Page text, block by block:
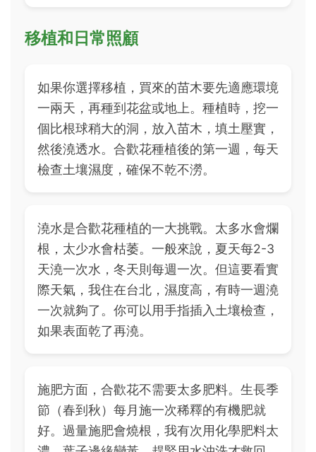
移植和日常照顧
如果你選擇移植，買來的苗木要先適應環境
一兩天，再種到花盆或地上。種植時，挖一
個比根球稍大的洞，放入苗木，填土壓實，
然後澆透水。合歡花種植後的第一週，每天
檢查土壤濕度，確保不乾不澇。
澆水是合歡花種植的一大挑戰。太多水會爛
根，太少水會枯萎。一般來說，夏天每2-3
天澆一次水，冬天則每週一次。但這要看實
際天氣，我住在台北，濕度高，有時一週澆
一次就夠了。你可以用手指插入土壤檢查，
如果表面乾了再澆。
施肥方面，合歡花不需要太多肥料。生長季
節（春到秋）每月施一次稀釋的有機肥就
好。過量施肥會燒根，我有次用化學肥料太